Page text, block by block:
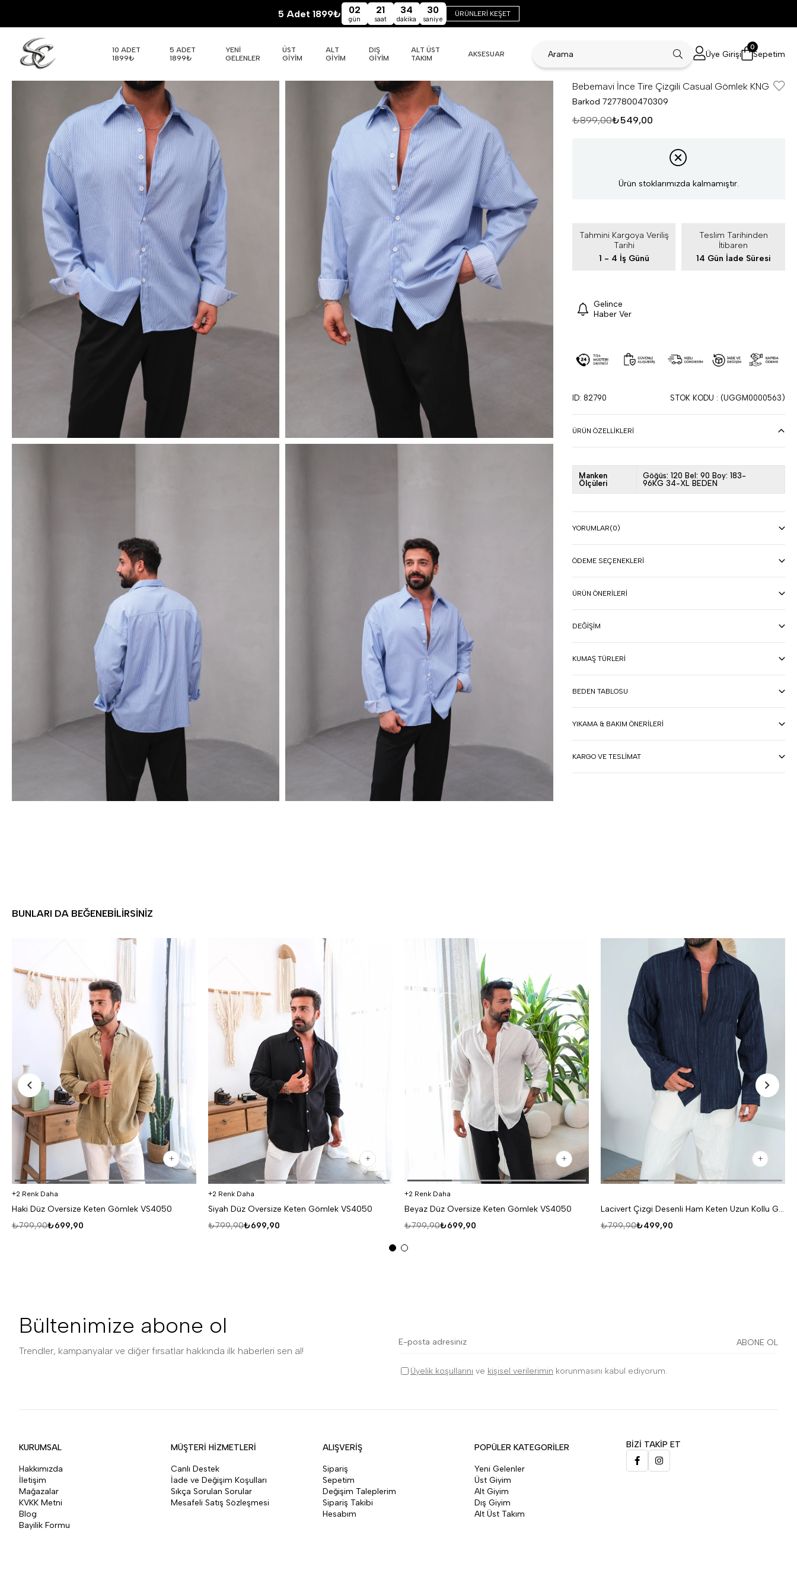
5 Adet 1899₺ 02
gün
21
saat
34
dakika
29
saniye
ÜRÜNLERİ KEŞET
10 ADET
1899₺
5 ADET
1899₺
YENİ
GELENLER
ÜST
GİYİM
ALT
GİYİM
DIŞ
GİYİM
ALT ÜST
TAKIM
AKSESUAR Üye Girişi Sepetim
0
Bebemavi İnce Tire Çizgili Casual Gömlek KNG
Barkod 7277800470309
₺899,00₺549,00
Ürün stoklarımızda kalmamıştır.
Tahmini Kargoya Veriliş
Tarihi
1 - 4 İş Günü
Teslim Tarihinden
İtibaren
14 Gün İade Süresi
Gelince
Haber Ver
ID: 82790 STOK KODU (UGGM0000563)
ÜRÜN ÖZELLIKLERI
Manken
Ölçüleri
Göğüs: 120 Bel: 90 Boy: 183-
96KG 34-XL BEDEN
YORUMLAR(0)
ÖDEME SEÇENEKLERI
ÜRÜN ÖNERILERI
DEĞIŞIM
KUMAŞ TÜRLERI
BEDEN TABLOSU
YIKAMA & BAKIM ÖNERILERI
KARGO VE TESLIMAT
BUNLARI DA BEĞENEBILIRSINIZ
2 Renk Daha
Haki Düz Oversize Keten Gömlek VS4050
₺699,90
₺799,90
2 Renk Daha
Siyah Düz Oversize Keten Gömlek VS4050
₺699,90
₺799,90
2 Renk Daha
Beyaz Düz Oversize Keten Gömlek VS4050
₺699,90
₺799,90
Lacivert Çizgi Desenli Ham Keten Uzun Kollu Gömlek VS4049
₺499,90
₺799,90
Bültenimize abone ol
Trendler, kampanyalar ve diğer fırsatlar hakkında ilk haberleri sen al!
ABONE OL
Üyelik koşullarını ve kişisel verilerimin korunmasını kabul ediyorum.
KURUMSAL
Hakkımızda
İletişim
Mağazalar
KVKK Metni
Blog
Bayilik Formu
MÜŞTERİ HİZMETLERİ
Canlı Destek
İade ve Değişim Koşulları
Sıkça Sorulan Sorular
Mesafeli Satış Sözleşmesi
ALIŞVERİŞ
Sipariş
Sepetim
Değişim Taleplerim
Sipariş Takibi
Hesabım
POPÜLER KATEGORİLER
Yeni Gelenler
Üst Giyim
Alt Giyim
Dış Giyim
Alt Üst Takım
BİZİ TAKİP ET